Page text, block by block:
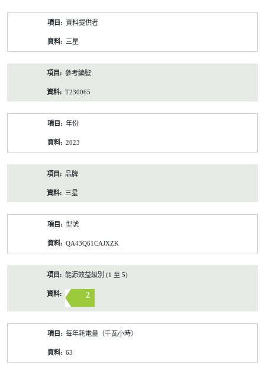
資料提供者
三星
參考編號
T230065
年份
2023
品牌
三星
型號
QA43Q61CAJXZK
能源效益級別 (1 至 5)
2
每年耗電量（千瓦小時）
63